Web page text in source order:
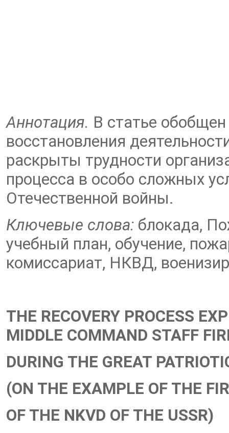
Аннотация. В статье
восстановления
раскрыты трудности
процесса в особо сложных
Отечественной войны.
Ключевые слова: блокада,
учебный план, обучение,
комиссариат, НКВД,
THE RECOVERY PROCESS
MIDDLE COMMAND STAFF
DURING THE GREAT
(ON THE EXAMPLE OF THE
OF THE NKVD OF THE USSR)